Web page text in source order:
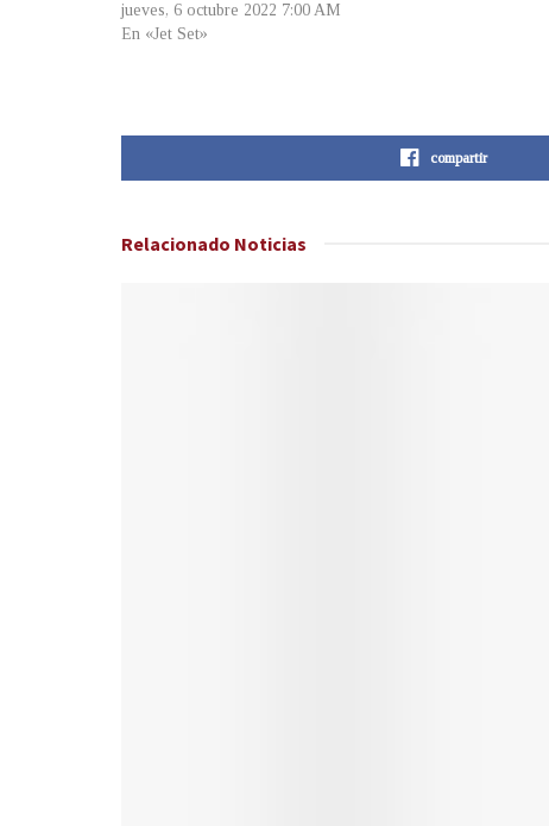
jueves, 6 octubre 2022 7:00 AM
En «Jet Set»
compartir
Relacionado Noticias